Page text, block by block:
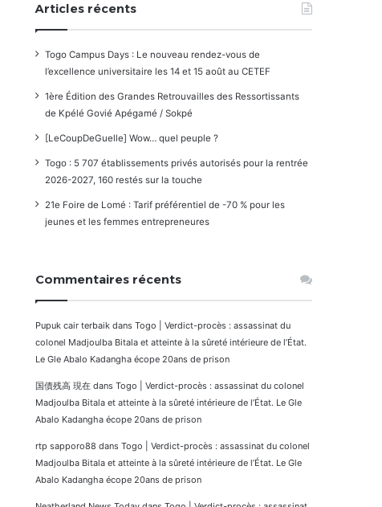
Articles récents
Togo Campus Days : Le nouveau rendez-vous de
l’excellence universitaire les 14 et 15 août au CETEF
1ère Édition des Grandes Retrouvailles des Ressortissants
de Kpélé Govié Apégamé / Sokpé
[LeCoupDeGuelle] Wow… quel peuple ?
Togo : 5 707 établissements privés autorisés pour la rentrée
2026-2027, 160 restés sur la touche
21e Foire de Lomé : Tarif préférentiel de -70 % pour les
jeunes et les femmes entrepreneures
Commentaires récents
Pupuk cair terbaik dans Togo | Verdict-procès : assassinat du
colonel Madjoulba Bitala et atteinte à la sûreté intérieure de l’État.
Le Gle Abalo Kadangha écope 20ans de prison
国債残高 現在 dans Togo | Verdict-procès : assassinat du colonel
Madjoulba Bitala et atteinte à la sûreté intérieure de l’État. Le Gle
Abalo Kadangha écope 20ans de prison
rtp sapporo88 dans Togo | Verdict-procès : assassinat du colonel
Madjoulba Bitala et atteinte à la sûreté intérieure de l’État. Le Gle
Abalo Kadangha écope 20ans de prison